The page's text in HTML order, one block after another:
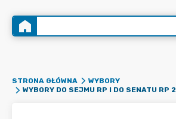
STRONA GŁÓWNA
WYBORY